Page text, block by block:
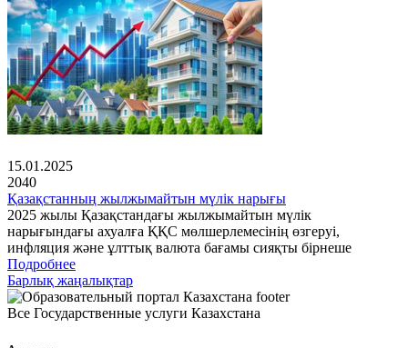
15.01.2025
2040
Қазақстанның жылжымайтын мүлік нарығы
2025 жылы Қазақстандағы жылжымайтын мүлік
нарығындағы ахуалға ҚҚС мөлшерлемесінің өзгеруі,
инфляция және ұлттық валюта бағамы сияқты бірнеше
Подробнее
Барлық жаңалықтар
Все Государственные услуги Казахстана